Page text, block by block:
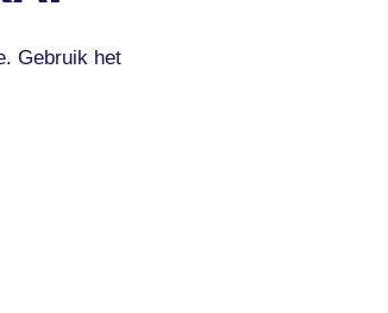
Gebruik het